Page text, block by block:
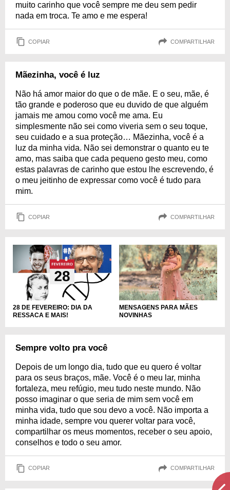
muito carinho que você sempre me deu sem pedir
nada em troca. Te amo e me espera!
COPIAR COMPARTILHAR
Mãezinha, você é luz
Não há amor maior do que o de mãe. E o seu, mãe, é
tão grande e poderoso que eu duvido de que alguém
jamais me amou como você me ama. Eu
simplesmente não sei como viveria sem o seu toque,
seu cuidado e a sua proteção… Mãezinha, você é a
luz da minha vida. Não sei demonstrar o quanto eu te
amo, mas saiba que cada pequeno gesto meu, como
estas palavras de carinho que estou lhe escrevendo, é
o meu jeitinho de expressar como você é tudo para
mim.
COPIAR COMPARTILHAR
28 DE FEVEREIRO: DIA DA
RESSACA E MAIS!
MENSAGENS PARA MÃES
NOVINHAS
Sempre volto pra você
Depois de um longo dia, tudo que eu quero é voltar
para os seus braços, mãe. Você é o meu lar, minha
fortaleza, meu refúgio, meu tudo neste mundo. Não
posso imaginar o que seria de mim sem você em
minha vida, tudo que sou devo a você. Não importa a
minha idade, sempre vou querer voltar para você,
compartilhar os meus momentos, receber o seu apoio,
conselhos e todo o seu amor.
COPIAR COMPARTILHAR